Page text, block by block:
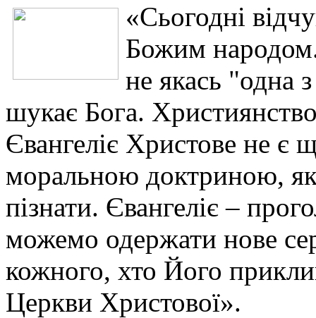
«Сьогодні
Божим
не якась "одна
шукає Бога.
Євангеліє Христове не є
моральною доктриною,
пізнати. Євангеліє –
можемо одержати нове
кожного, хто Його
Церкви Христової».